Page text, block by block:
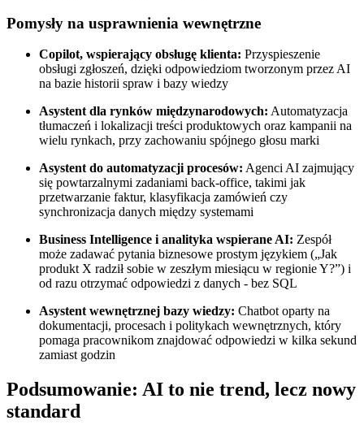
Pomysły na usprawnienia wewnętrzne
Copilot, wspierający obsługę klienta: Przyspieszenie
obsługi zgłoszeń, dzięki odpowiedziom tworzonym przez AI
na bazie historii spraw i bazy wiedzy
Asystent dla rynków międzynarodowych: Automatyzacja
tłumaczeń i lokalizacji treści produktowych oraz kampanii na
wielu rynkach, przy zachowaniu spójnego głosu marki
Asystent do automatyzacji procesów: Agenci AI zajmujący
się powtarzalnymi zadaniami back-office, takimi jak
przetwarzanie faktur, klasyfikacja zamówień czy
synchronizacja danych między systemami
Business Intelligence i analityka wspierane AI: Zespół
może zadawać pytania biznesowe prostym językiem („Jak
produkt X radził sobie w zeszłym miesiącu w regionie Y?”) i
od razu otrzymać odpowiedzi z danych - bez SQL
Asystent wewnętrznej bazy wiedzy: Chatbot oparty na
dokumentacji, procesach i politykach wewnętrznych, który
pomaga pracownikom znajdować odpowiedzi w kilka sekund
zamiast godzin
Podsumowanie: AI to nie trend, lecz nowy
standard